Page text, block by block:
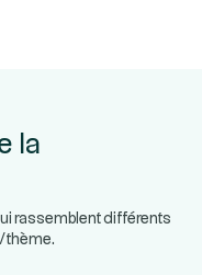
la
rassemblent différents
thème.